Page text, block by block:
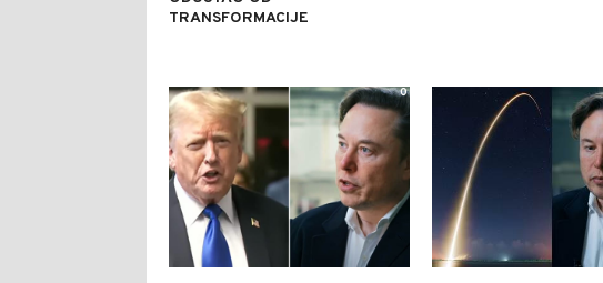
TRANSFORMACIJE
0